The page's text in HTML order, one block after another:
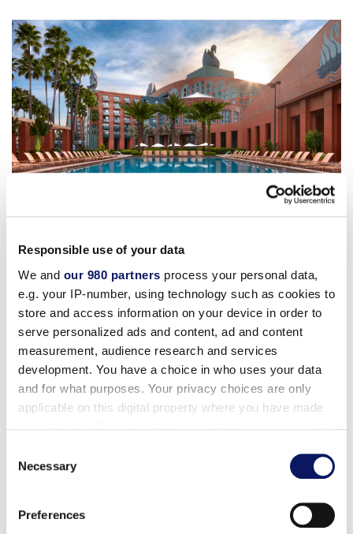
Responsible use of your data
We and our 980 partners process your personal data,
e.g. your IP-number, using technology such as cookies to
store and access information on your device in order to
serve personalized ads and content, ad and content
measurement, audience research and services
development. You have a choice in who uses your data
and for what purposes. Your privacy choices are only
applicable on this digital property where you have made
the Privacy trigger icon.
Find out more about how your personal data is processed
and set your preferences in the
Selection
Necessary
Preferences
池畔小屋包括
个人泳池服务器
高清电视
时令水果碗